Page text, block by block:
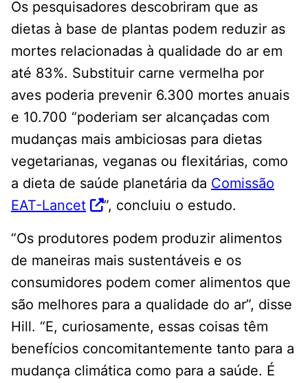
Os pesquisadores descobriram que as
dietas à base de plantas podem reduzir as
mortes relacionadas à qualidade do ar em
até 83%. Substituir carne vermelha por
aves poderia prevenir 6.300 mortes anuais
e 10.700 “poderiam ser alcançadas com
mudanças mais ambiciosas para dietas
vegetarianas, veganas ou flexitárias, como
a dieta de saúde planetária da Comissão
EAT-Lancet
”, concluiu o estudo.
“Os produtores podem produzir alimentos
de maneiras mais sustentáveis ​​e os
consumidores podem comer alimentos que
são melhores para a qualidade do ar”, disse
Hill. “E, curiosamente, essas coisas têm
benefícios concomitantemente tanto para a
mudança climática como para a saúde. É